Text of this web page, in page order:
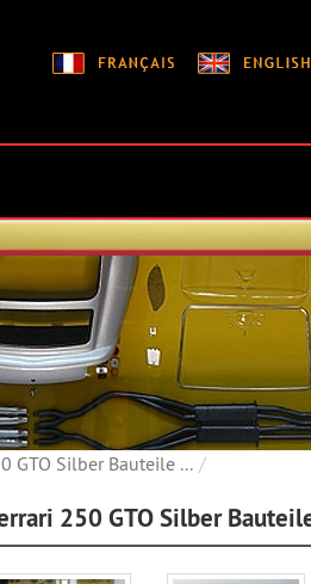
GTO Silber Bauteile ...
250 GTO Silber